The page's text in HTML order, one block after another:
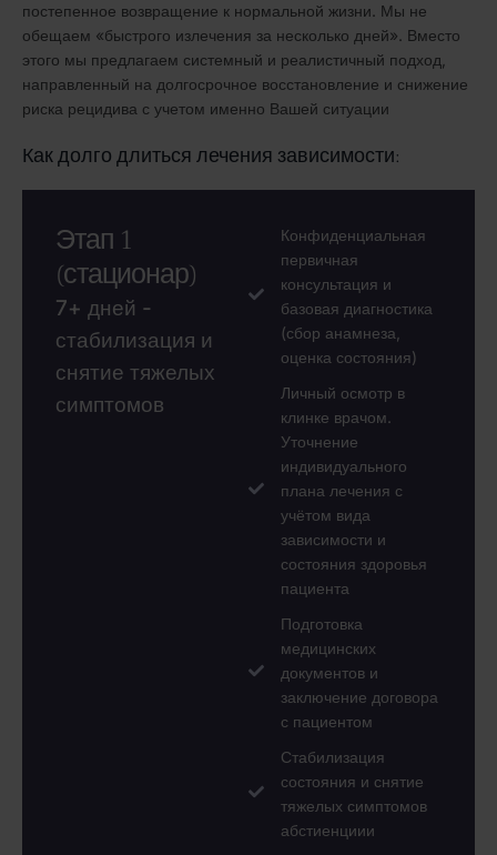
постепенное возвращение к нормальной жизни. Мы не
обещаем «быстрого излечения за несколько дней». Вместо
этого мы предлагаем системный и реалистичный подход,
направленный на долгосрочное восстановление и снижение
риска рецидива с учетом именно Вашей ситуации
Как долго длиться лечения зависимости:
Этап 1
(стационар)
7+ дней -
стабилизация и
снятие тяжелых
симптомов
Конфиденциальная
первичная
консультация и
базовая диагностика
(сбор анамнеза,
оценка состояния)
Личный осмотр в
клинке врачом.
Уточнение
индивидуального
плана лечения с
учётом вида
зависимости и
состояния здоровья
пациента
Подготовка
медицинских
документов и
заключение договора
с пациентом
Стабилизация
состояния и снятие
тяжелых симптомов
абстиенциии